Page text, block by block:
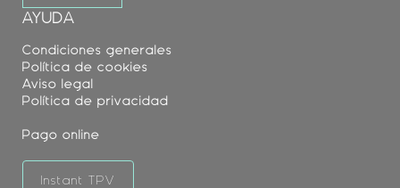
AYUDA
Condiciones generales
Política de cookies
Aviso legal
Política de privacidad
Pago online
Instant TPV